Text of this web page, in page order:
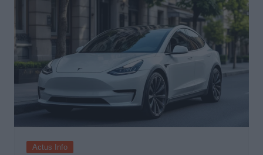
Actus Info